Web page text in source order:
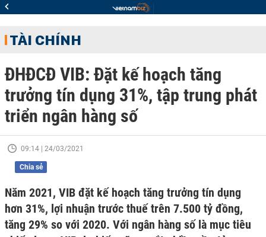
TÀI CHÍNH
ĐHĐCĐ VIB: Đặt kế hoạch tăng
trưởng tín dụng 31%, tập trung phát
triển ngân hàng số
09:14 | 24/03/2021
Chia sẻ
Năm 2021, VIB đặt kế hoạch tăng trưởng tín dụng
hơn 31%, lợi nhuận trước thuế trên 7.500 tỷ đồng,
tăng 29% so với 2020. Với ngân hàng số là mục tiêu